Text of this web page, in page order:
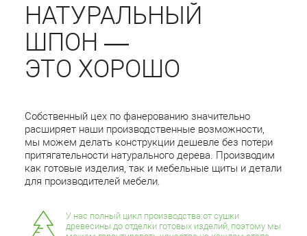
НАТУРАЛЬНЫЙ
ШПОН —
ЭТО ХОРОШО
Собственный цех по фанерованию значительно
расширяет наши производственные возможности,
мы можем делать конструкции дешевле без потери
притягательности натурального дерева. Производим
как готовые изделия, так и мебельные щиты и детали
для производителей мебели.
У нас полный цикл производства:от сушки
древесины до отделки готовых изделий, поэтому мы